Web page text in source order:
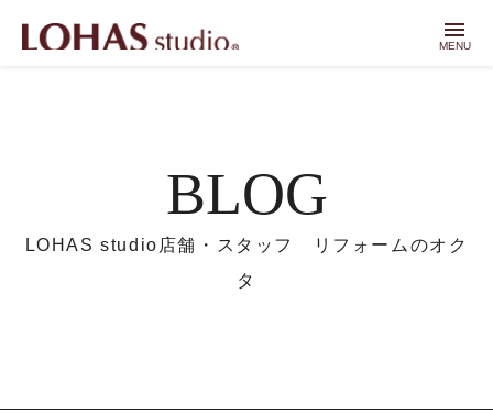
menu
MENU
BLOG
LOHAS studio店舗・スタッフ リフォームのオク
タ